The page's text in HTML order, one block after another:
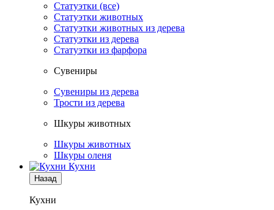
Статуэтки (все)
Статуэтки животных
Статуэтки животных из дерева
Статуэтки из дерева
Статуэтки из фарфора
Сувениры
Сувениры из дерева
Трости из дерева
Шкуры животных
Шкуры животных
Шкуры оленя
Кухни
Назад
Кухни